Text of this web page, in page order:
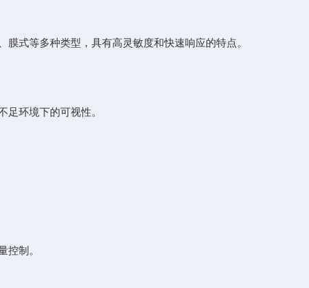
式等多种类型，具有高灵敏度和快速响应的特点。
环境下的可视性。
制。